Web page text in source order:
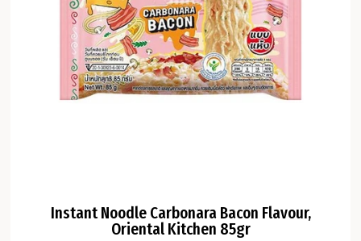
Instant Noodle Carbonara Bacon Flavour,
Oriental Kitchen 85gr